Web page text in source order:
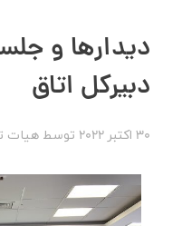
دیدارها و
دبیرکل اتاق
30 اکتبر 2022 توسط هیات